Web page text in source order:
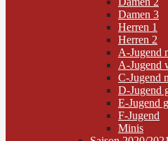
Damen 3
Herren 1
Herren 2
A-Jugend
A-Jugend
C-Jugend
D-Jugend
E-Jugend
F-Jugend
Minis